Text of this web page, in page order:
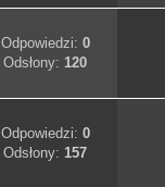
Odpowiedzi: 0
Odsłony:120
Odpowiedzi: 0
Odsłony:157